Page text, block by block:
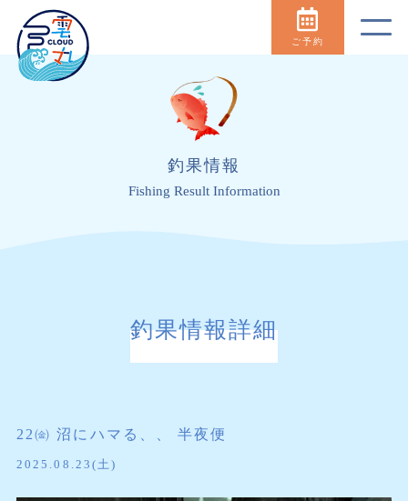
ご予約
釣果情報
Fishing Result Information
釣果情報詳細
22㈮ 沼にハマる、、 半夜便
2025.08.23(土)